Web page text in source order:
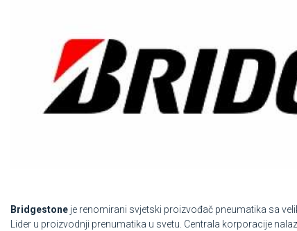
Bridgestone je renomirani svjetski proizvođač pneumatika sa
Lider u proizvodnji prenumatika u svetu. Centrala korporacije